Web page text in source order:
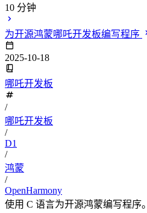
10 分钟
为开源鸿蒙哪吒开发板编写程序
2025-10-18
哪吒开发板
/
哪吒开发板
/
D1
/
鸿蒙
/
OpenHarmony
使用 C 语言为开源鸿蒙编写程序。